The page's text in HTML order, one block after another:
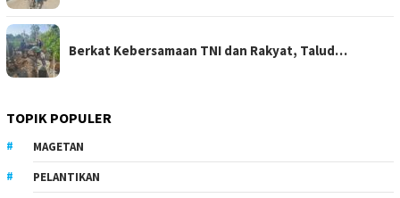
Berkat Kebersamaan TNI dan Rakyat, Talud…
TOPIK POPULER
MAGETAN
PELANTIKAN